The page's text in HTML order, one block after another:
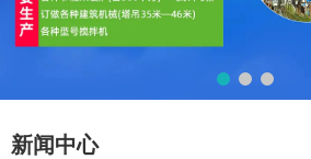
联系电话
13949711156 13103631899
新闻中心